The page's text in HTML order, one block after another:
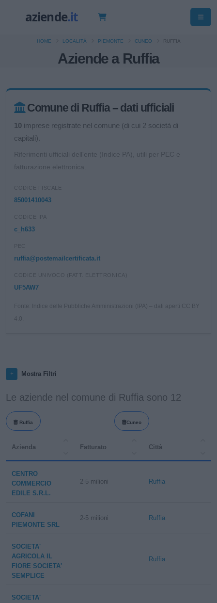
Aziende a Ruffia
HOME LOCALITÀ PIEMONTE CUNEO RUFFIA
Comune di Ruffia – dati ufficiali
10 imprese registrate nel comune (di cui 2 società di
capitali).
Riferimenti ufficiali dell'ente (Indice PA), utili per PEC e
fatturazione elettronica.
CODICE FISCALE
85001410043
CODICE IPA
c_h633
PEC
ruffia@postemailcertificata.it
CODICE UNIVOCO (FATT. ELETTRONICA)
UF5AW7
Fonte: Indice delle Pubbliche Amministrazioni (IPA) – dati aperti CC BY
Mostra Filtri
Le aziende nel comune di Ruffia sono 12
Ruffia Cuneo
Azienda Fatturato Città
CENTRO
COMMERCIO
EDILE S.R.L.
2-5 milioni Ruffia
COFANI
PIEMONTE SRL
2-5 milioni Ruffia
SOCIETA'
AGRICOLA IL
FIORE SOCIETA'
SEMPLICE
Ruffia
SOCIETA'